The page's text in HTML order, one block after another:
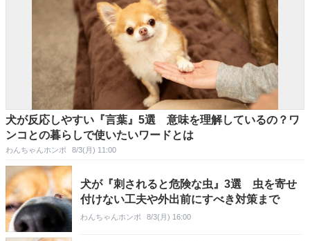
犬が反応しやすい『言葉』5選 意味を理解しているの？ワ
ンコとの暮らしで使いたいワードとは
わんちゃんホンポ 8/3(月) 11:00
犬が『刺されると危険な虫』3選 虫を寄せ
付けない工夫や外出前にすべき対策まで
わんちゃんホンポ 8/3(月) 16:00